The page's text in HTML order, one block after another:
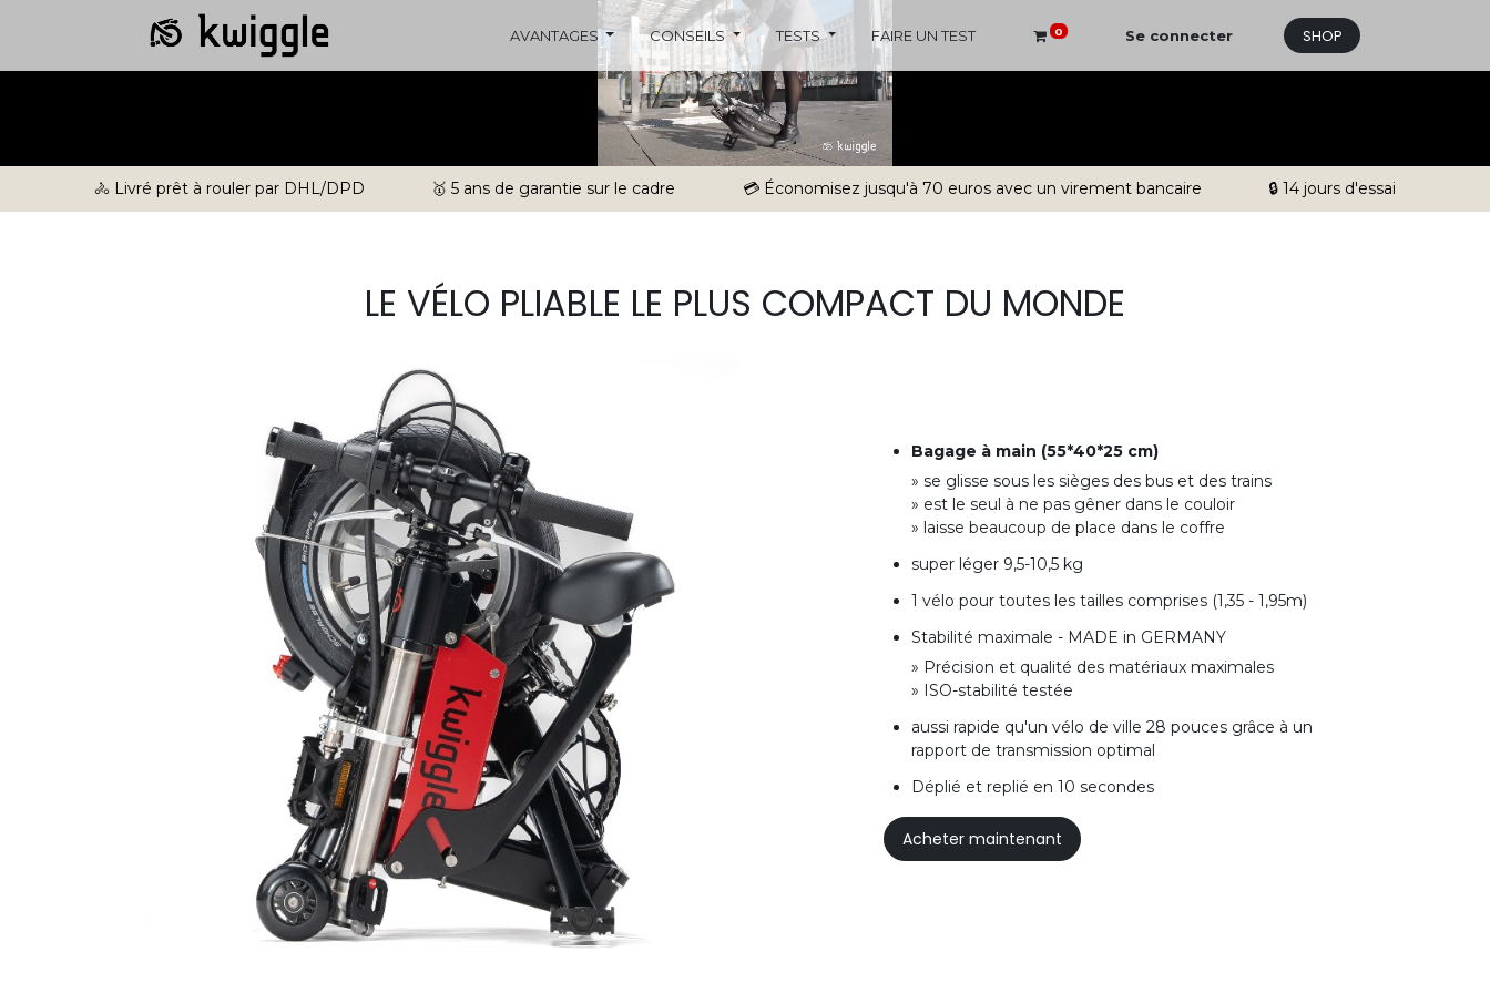
AVANTAGES CONSEILS TESTS FAIRE UN TEST 0 Se connecter SHOP
🚴 Livré prêt à rouler par DHL/DPD 🥇 5 ans de garantie sur le cadre 💳 Économisez jusqu'à 70 euros avec un virement bancaire 🔒 14 jours d'essai
LE VÉLO PLIABLE LE PLUS COMPACT DU MONDE
Bagage à main (55*40*25 cm)
» se glisse sous les sièges des bus et des trains
» est le seul à ne pas gêner dans le couloir
» laisse beaucoup de place dans le coffre
super léger 9,5-10,5 kg
1 vélo pour toutes les tailles comprises (1,35 - 1,95m)
Stabilité maximale - MADE in GERMANY
» Précision et qualité des matériaux maximales
» ISO-stabilité testée
aussi rapide qu'un vélo de ville 28 pouces grâce à un
rapport de transmission optimal
Déplié et replié en 10 secondes
Acheter maintenant